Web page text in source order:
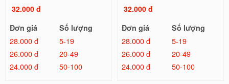
32.000 đ
Đơn giá
Số lượng
28.000 đ
5-19
26.000 đ
20-49
24.000 đ
50-100
32.000 đ
Đơn giá
Số lượng
28.000 đ
5-19
26.000 đ
20-49
24.000 đ
50-100